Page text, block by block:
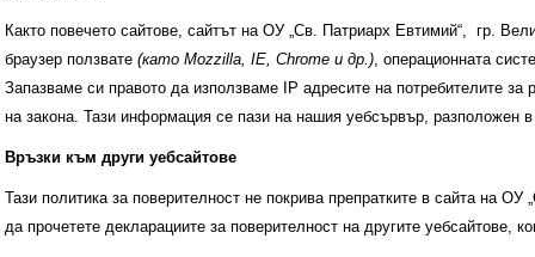
Свободни места за ученици
ИНОВАЦИЯ 2026
Олимпиади 2025/2026
Както повечето сайтове, сайтът на ОУ „Св. Патриарх Евтимий“, гр.
браузер ползвате (като Mozzilla, IE, Chrome и др.), операционната
Запазваме си правото да използваме IP адресите на потребителите
на закона. Тази информация се пази на нашия уебсървър,
Връзки към други уебсайтове
Тази политика за поверителност не покрива препратките в сайта на
да прочетете декларациите за поверителност на другите уебсайтове,